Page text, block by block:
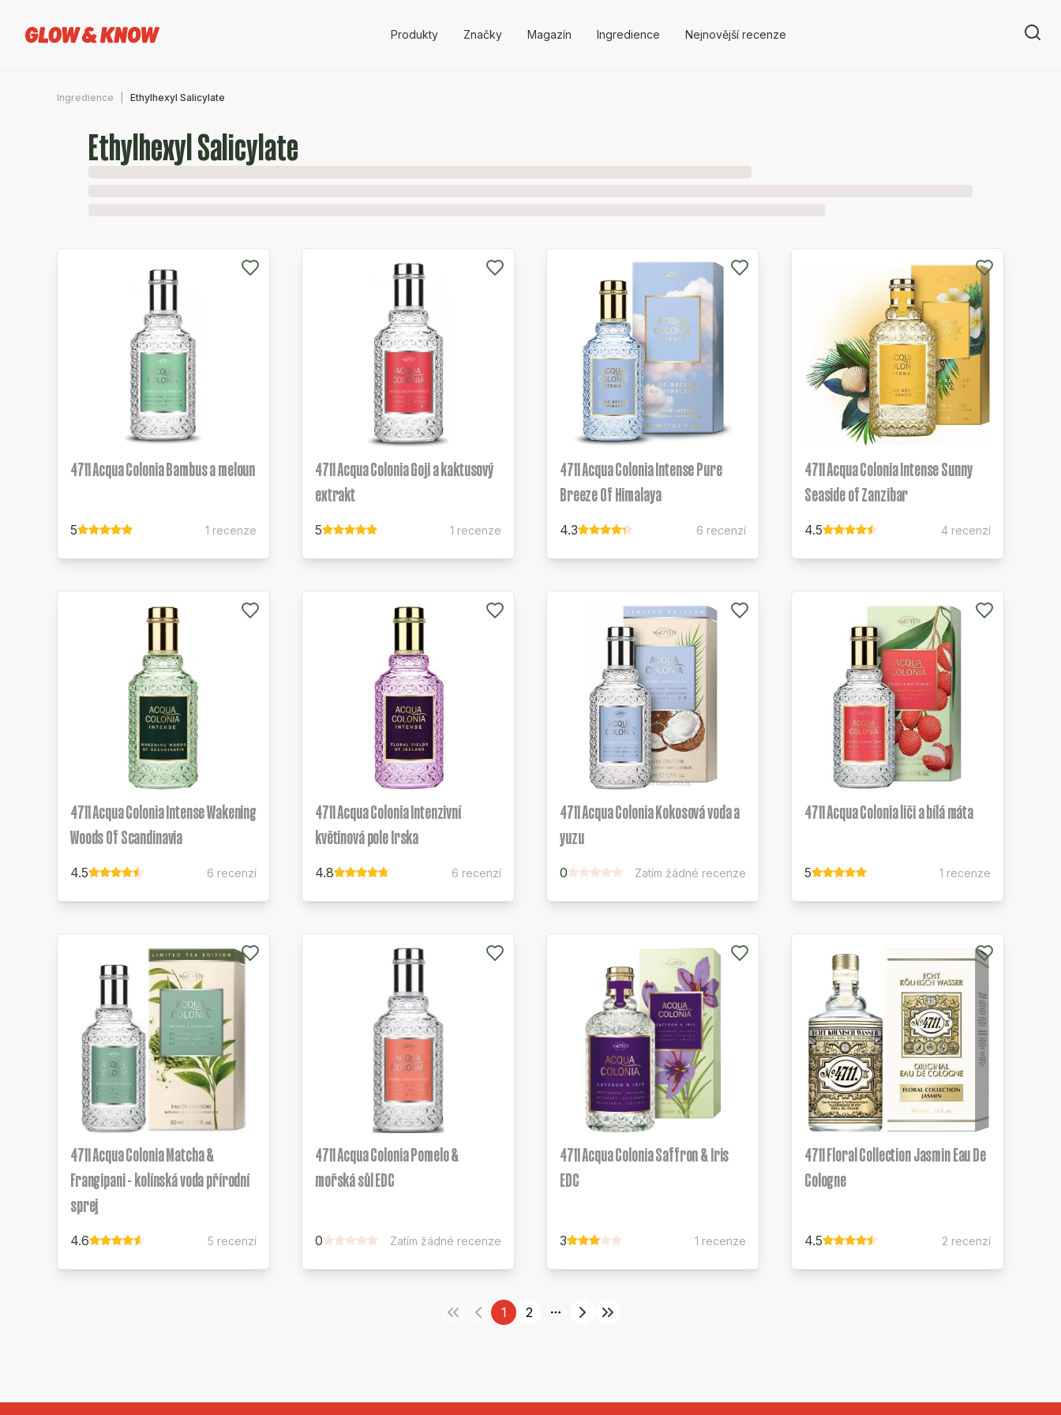
Produkty Značky Magazín Ingredience Nejnovější recenze
Ingredience Ethylhexyl Salicylate
Ethylhexyl Salicylate
4711 Acqua Colonia Bambus a meloun
5 1 recenze
4711 Acqua Colonia Goji a kaktusový
extrakt
5 1 recenze
4711 Acqua Colonia Intense Pure
Breeze Of Himalaya
4.3 6 recenzí
4711 Acqua Colonia Intense Sunny
Seaside of Zanzibar
4.5 4 recenzí
4711 Acqua Colonia Intense Wakening
Woods Of Scandinavia
4.5 6 recenzí
4711 Acqua Colonia Intenzivní
květinová pole Irska
4.8 6 recenzí
4711 Acqua Colonia Kokosová voda a
yuzu
0 Zatím žádné recenze
4711 Acqua Colonia liči a bílá máta
5 1 recenze
4711 Acqua Colonia Matcha &
Frangipani - kolínská voda přírodní
sprej
4.6 5 recenzí
4711 Acqua Colonia Pomelo &
mořská sůl EDC
0 Zatím žádné recenze
4711 Acqua Colonia Saffron & Iris
EDC
3 1 recenze
4711 Floral Collection Jasmin Eau De
Cologne
4.5 2 recenzí
1 2
More pages